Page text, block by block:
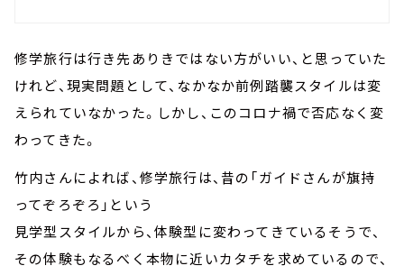
修学旅行は行き先ありきではない方がいい、と思っていた
けれど、現実問題として、なかなか前例踏襲スタイルは変
えられていなかった。しかし、このコロナ禍で否応なく変
わってきた。
竹内さんによれば、修学旅行は、昔の「ガイドさんが旗持
ってぞろぞろ」という
見学型スタイルから、体験型に変わってきているそうで、
その体験もなるべく本物に近いカタチを求めているので、